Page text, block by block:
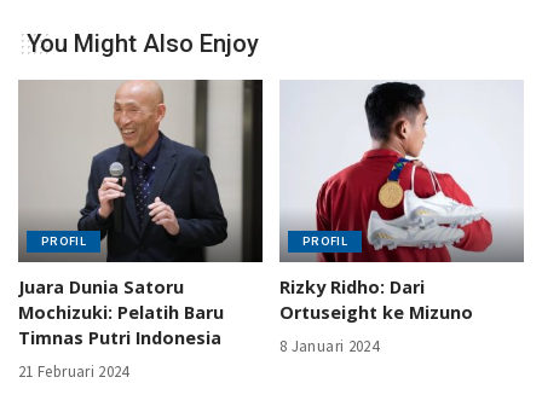
You Might Also Enjoy
PROFIL
Juara Dunia Satoru
Mochizuki: Pelatih Baru
Timnas Putri Indonesia
21 Februari 2024
PROFIL
Rizky Ridho: Dari
Ortuseight ke Mizuno
8 Januari 2024